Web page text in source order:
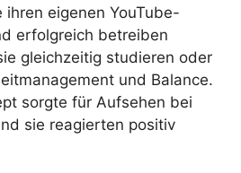
eigenen YouTube-
erfolgreich betreiben
gleichzeitig studieren oder
und Balance.
sorgte für Aufsehen bei
sie reagierten positiv